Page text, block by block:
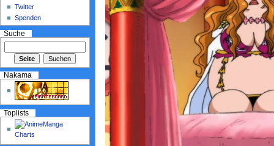
Twitter
Spenden
Suche
Nakama
Toplists